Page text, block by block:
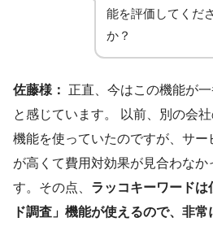
能を評価してくだ
か？
佐藤様： 正直、今はこの機能が
と感じています。 以前、別の会
機能を使っていたのですが、サ
が高くて費用対効果が見合わなか
す。その点、 ラッコキーワード
ド調査」機能が使えるので、非